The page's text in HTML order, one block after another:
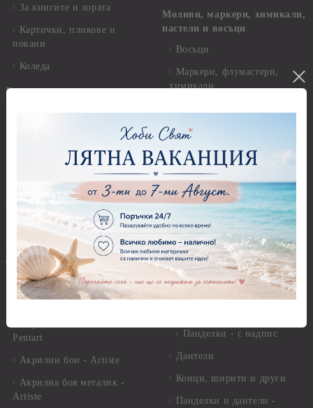
За книгите и хората
Картички, пликове и
покани
Коледа
Етно
Дизайнерски хартии
Елементи за декорация
Ширити, шевици, канапи
Предмети за декорация
Брадс, айлетс, холдери
Бои - акрилни, гланц, мат,
перла, металик, текстилни и
други
Акрилни бои - Stamperia
Акрилни бои - Pentart
Pentart
Акрилни бои - Artiste
Акрилна боя металик -
Artiste
Моливи, маркери, химикали,
пастели и восъци
Восъци
Маркери, флумастери,
химикали
Пастели
Панделки, дантели и други
Панделки
Панделки 0,60 см
Панделки 1,00 см
Панделки 2,00 см
Панделки 3,00 см
Панделки 4,00 см
Панделки - с надпис
Дантели
Конци, ширити и други
Панделки и дантели -